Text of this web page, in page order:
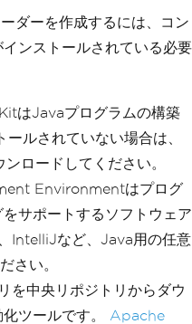
ダーを作成するには、コン
ンストールされている必要
はJavaプログラムの構築
ルされていない場合は、
ンロードしてください。
Environmentはプログ
サポートするソフトウェア
IntelliJなど、Java用の任意
さい。
を中央リポジトリからダウ
ツールです。 Apache